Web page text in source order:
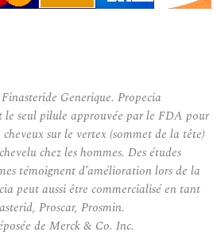
Generique. Propecia
le seul pilule approuvée par le FDA pour
sur le vertex (sommet de la tête)
chez les hommes. Des études
témoignent d’amélioration lors de la
peut aussi être commercialisé en tant
Proscar, Prosmin.
de Merck & Co. Inc.